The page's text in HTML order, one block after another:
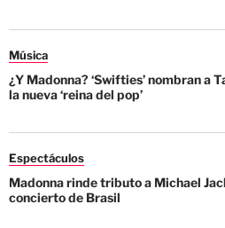
Música
¿Y Madonna? ‘Swifties’ nombran a
la nueva ‘reina del pop’
Espectáculos
Madonna rinde tributo a Michael
concierto de Brasil